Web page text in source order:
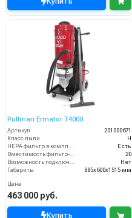
Pullman Ermator T4000
Артикул
201000671
Класс пыли
H
HEPA фильтр в комплекте
Есть
Вместимость фильтр-мешка (л)
20
Возможность подключения электрощетки
Нет
Габариты
885х600х1515 мм
Цена
463 000 руб.
Купить